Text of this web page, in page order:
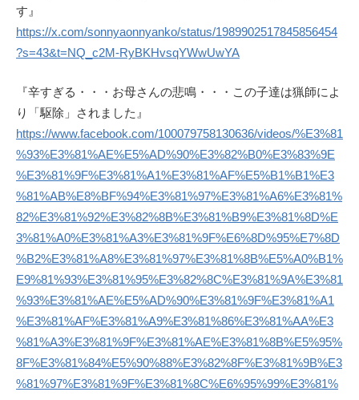
す』
https://x.com/sonnyaonnyanko/status/1989902517845856454
?s=43&t=NQ_c2M-RyBKHvsqYWwUwYA
『辛すぎる・・・お母さんの悲鳴・・・この子達は猟師によ
り「駆除」されました』
https://www.facebook.com/100079758130636/videos/%E3%81
%93%E3%81%AE%E5%AD%90%E3%82%B0%E3%83%9E
%E3%81%9F%E3%81%A1%E3%81%AF%E5%B1%B1%E3
%81%AB%E8%BF%94%E3%81%97%E3%81%A6%E3%81%
82%E3%81%92%E3%82%8B%E3%81%B9%E3%81%8D%E
3%81%A0%E3%81%A3%E3%81%9F%E6%8D%95%E7%8D
%B2%E3%81%A8%E3%81%97%E3%81%8B%E5%A0%B1%
E9%81%93%E3%81%95%E3%82%8C%E3%81%9A%E3%81
%93%E3%81%AE%E5%AD%90%E3%81%9F%E3%81%A1
%E3%81%AF%E3%81%A9%E3%81%86%E3%81%AA%E3
%81%A3%E3%81%9F%E3%81%AE%E3%81%8B%E5%95%
8F%E3%81%84%E5%90%88%E3%82%8F%E3%81%9B%E3
%81%97%E3%81%9F%E3%81%8C%E6%95%99%E3%81%